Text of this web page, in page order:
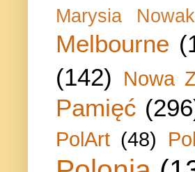
Marysia Nowak
Melbourne
(142) Nowa
Pamięć
PolArt (48)